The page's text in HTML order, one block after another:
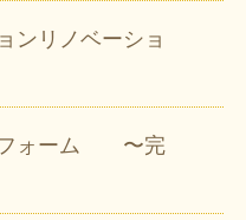
ンリノベーショ
フォーム 〜完